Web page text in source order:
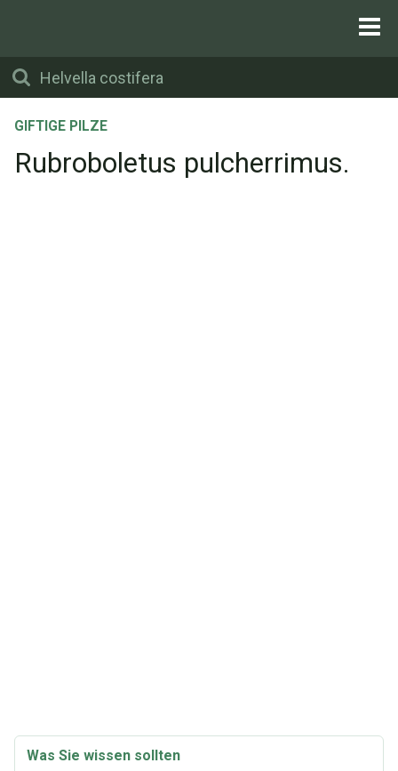
GIFTIGE PILZE
Rubroboletus pulcherrimus.
Was Sie wissen sollten